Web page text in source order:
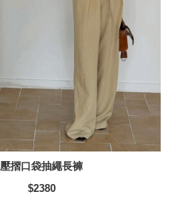
壓摺口袋抽繩長褲
$2380